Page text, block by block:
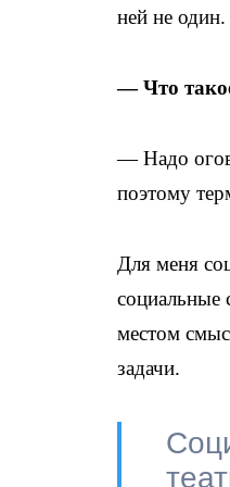
ней не
— Что
— Надо
поэтому
Для меня
социальные
местом
задачи.